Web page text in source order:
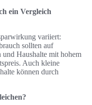
ein Vergleich
variiert:
sollten auf
Haushalte mit hohem
Auch kleine
können durch